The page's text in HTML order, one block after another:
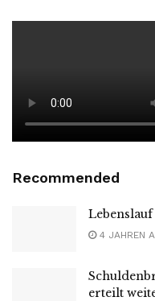
Recommended
4 JAHREN
erteilt